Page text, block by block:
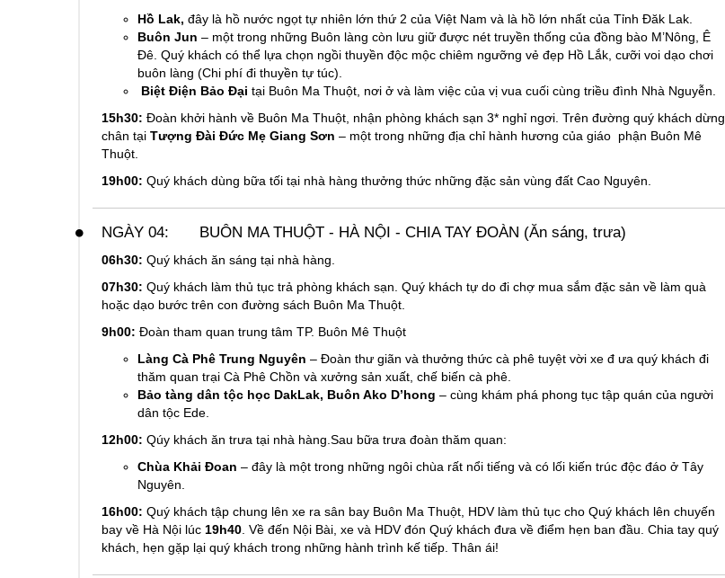
Hồ Lak, đây là hồ nước ngọt tự nhiên lớn thứ 2 của Việt Nam và là hồ lớn nhất của Tỉnh Đăk Lak.
Buôn Jun – một trong những Buôn làng còn lưu giữ được nét truyền thống của đồng bào M’Nông, Ê
Đê. Quý khách có thể lựa chọn ngồi thuyền độc mộc chiêm ngưỡng vẻ đẹp Hồ Lắk, cưỡi voi dạo chơi
buôn làng (Chi phí đi thuyền tự túc).
Biệt Điện Bảo Đại tại Buôn Ma Thuột, nơi ở và làm việc của vị vua cuối cùng triều đình Nhà Nguyễn.
15h30: Đoàn khởi hành về Buôn Ma Thuột, nhận phòng khách sạn 3* nghỉ ngơi. Trên đường quý khách dừng
chân tại Tượng Đài Đức Mẹ Giang Sơn – một trong những địa chỉ hành hương của giáo phận Buôn Mê
Thuột.
19h00: Quý khách dùng bữa tối tại nhà hàng thưởng thức những đặc sản vùng đất Cao Nguyên.
NGÀY 04: BUÔN MA THUỘT - HÀ NỘI - CHIA TAY ĐOÀN (Ăn sáng, trưa)
06h30: Quý khách ăn sáng tại nhà hàng.
07h30: Quý khách làm thủ tục trả phòng khách sạn. Quý khách tự do đi chợ mua sắm đặc sản về làm quà
hoặc dạo bước trên con đường sách Buôn Ma Thuột.
9h00: Đoàn tham quan trung tâm TP. Buôn Mê Thuột
Làng Cà Phê Trung Nguyên – Đoàn thư giãn và thưởng thức cà phê tuyệt vời xe đ ưa quý khách đi
thăm quan trại Cà Phê Chồn và xưởng sản xuất, chế biến cà phê.
Bảo tàng dân tộc học DakLak, Buôn Ako D’hong – cùng khám phá phong tục tập quán của người
dân tộc Ede.
12h00: Qúy khách ăn trưa tại nhà hàng.Sau bữa trưa đoàn thăm quan:
Chùa Khải Đoan – đây là một trong những ngôi chùa rất nổi tiếng và có lối kiến trúc độc đáo ở Tây
Nguyên.
16h00: Quý khách tập chung lên xe ra sân bay Buôn Ma Thuột, HDV làm thủ tục cho Quý khách lên chuyến
bay về Hà Nội lúc 19h40 . Về đến Nội Bài, xe và HDV đón Quý khách đưa về điểm hẹn ban đầu. Chia tay quý
khách, hẹn gặp lại quý khách trong những hành trình kế tiếp. Thân ái!